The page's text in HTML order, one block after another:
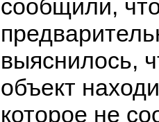
сообщили,
выяснилось,
объект
которое не